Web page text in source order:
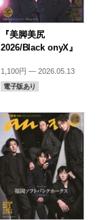
『美脚美尻
2026/Black onyX』
1,100円 — 2026.05.13
電子版あり